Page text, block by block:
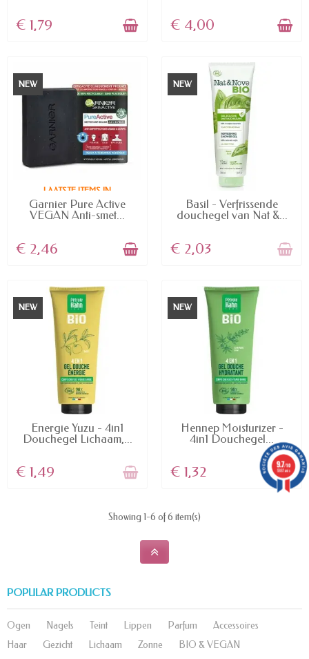
€ 1,79 € 4,00
NEW
LAATSTE ITEMS IN
VOORRAAD
Garnier Pure Active
VEGAN Anti-smet...
€ 2,46
NEW
NIET OP VOORRAAD
Basil - Verfrissende
douchegel van Nat &...
€ 2,03
NEW
NIET OP VOORRAAD
Energie Yuzu - 4in1
Douchegel Lichaam,...
€ 1,49
NEW
NIET OP VOORRAAD
Hennep Moisturizer -
4in1 Douchegel...
€ 1,32
Showing 1-6 of 6 item(s)
POPULAR PRODUCTS
Ogen Nagels Teint Lippen Parfum
Accessoires
Haar
Gezicht Lichaam Zonne BIO & VEGAN
9.7/10
5887 avis